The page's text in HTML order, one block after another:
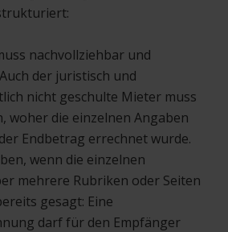
nachvollziehbar und
der juristisch und
nicht geschulte Mieter muss
woher die einzelnen Angaben
Endbetrag errechnet wurde.
wenn die einzelnen
mehrere Rubriken oder Seiten
gesagt: Eine
darf für den Empfänger